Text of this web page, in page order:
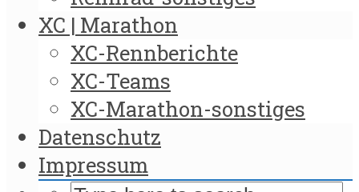
XC | Marathon
XC-Rennberichte
XC-Teams
XC-Marathon-sonstiges
Datenschutz
Impressum